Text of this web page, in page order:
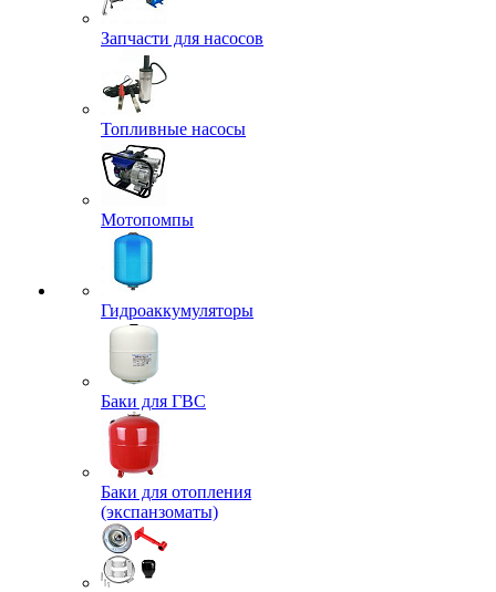
Запчасти для насосов
Топливные насосы
Мотопомпы
Гидроаккумуляторы
Баки для ГВС
Баки для отопления
(экспанзоматы)